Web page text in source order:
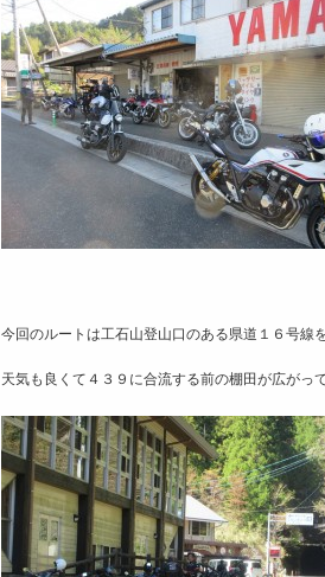
今回のルートは工石山登山口のある県道１６号線
天気も良くて４３９に合流する前の棚田が広がっ